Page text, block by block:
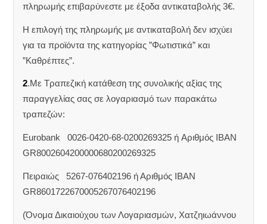
πληρωμής επιβαρύνεστε με έξοδα αντικαταβολής 3€.
Η επιλογή της πληρωμής με αντικαταβολή δεν ισχύει
για τα προϊόντα της κατηγορίας ”Φωτιστικά” και
”Καθρέπτες”.
2.Με Τραπεζική κατάθεση της συνολικής αξίας της
παραγγελίας σας σε λογαριασμό των παρακάτω
τραπεζών:
Eurobank 0026-0420-68-0200269325 ή Aριθμός IBAN
GR8002604200000680200269325
Πειραιώς 5267-076402196 ή Αριθμός IBAN
GR8601722670005267076402196
(Όνομα Δικαιούχου των Λογαριασμών, Χατζηιωάννου